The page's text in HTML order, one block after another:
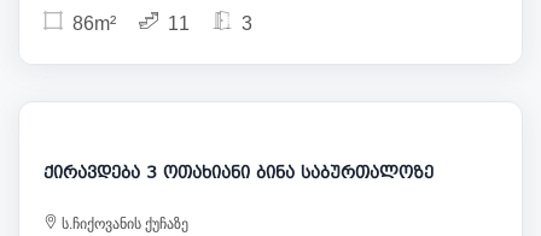
86m² 11 3
1 000
ქირავდება 3 ოთახიანი ბინა საბურთალოზე
ს.ჩიქოვანის ქუჩაზე